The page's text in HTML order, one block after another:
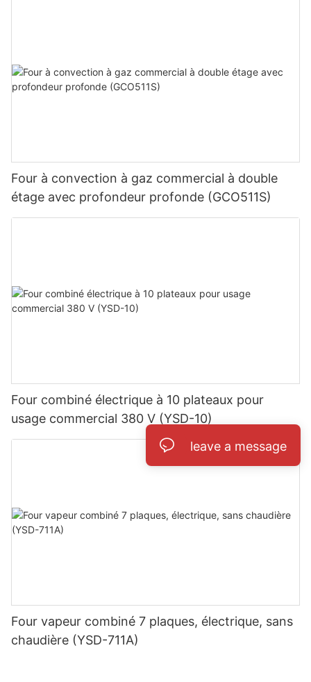
Four à convection à gaz commercial à double
étage avec profondeur profonde (GCO511S)
Four combiné électrique à 10 plateaux pour
usage commercial 380 V (YSD-10)
Four vapeur combiné 7 plaques, électrique, sans
chaudière (YSD-711A)
leave a message